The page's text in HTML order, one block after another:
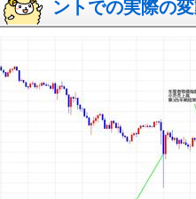
ントでの実際の